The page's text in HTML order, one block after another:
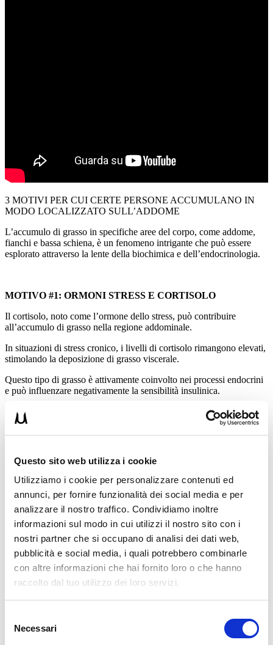
Questo sito web utilizza i cookie
Utilizziamo i cookie per personalizzare contenuti ed
annunci, per fornire funzionalità dei social media e per
analizzare il nostro traffico. Condividiamo inoltre
informazioni sul modo in cui utilizzi il nostro sito con i
nostri partner che si occupano di analisi dei dati web,
pubblicità e social media, i quali potrebbero combinarle
con altre informazioni che hai fornito loro o che hanno
raccolto dal tuo utilizzo dei loro servizi.
delNecessari
3 MOTIVI PER CUI CERTE PERSONE ACCUMULANO IN
MODO LOCALIZZATO SULL’ADDOME
L’accumulo di grasso in specifiche aree del corpo, come addome,
fianchi e bassa schiena, è un fenomeno intrigante che può essere
esplorato attraverso la lente della biochimica e dell’endocrinologia.
MOTIVO #1: ORMONI STRESS E CORTISOLO
Il cortisolo, noto come l’ormone dello stress, può contribuire
all’accumulo di grasso nella regione addominale.
In situazioni di stress cronico, i livelli di cortisolo rimangono elevati,
stimolando la deposizione di grasso viscerale.
Questo tipo di grasso è attivamente coinvolto nei processi endocrini
e può influenzare negativamente la sensibilità insulinica.
SHORT ECTOMORFO E CORTISOLO
influenzare la distribuzione del grasso corporeo.
Una dieta ricca di carboidrati raffinati può innescare picchi
nell’addome.
La resistenza insulinica, spesso associata a questo tipo di
alimentazione, può aggravare ulteriormente la situazione.
MOTIVO #3: ORMONI SESSUALI E ESTROGENI
Gli ormoni sessuali, come gli estrogeni, giocano un ruolo chiave
Cambiamenti ormonali legati all’età o a disfunzioni endocrine